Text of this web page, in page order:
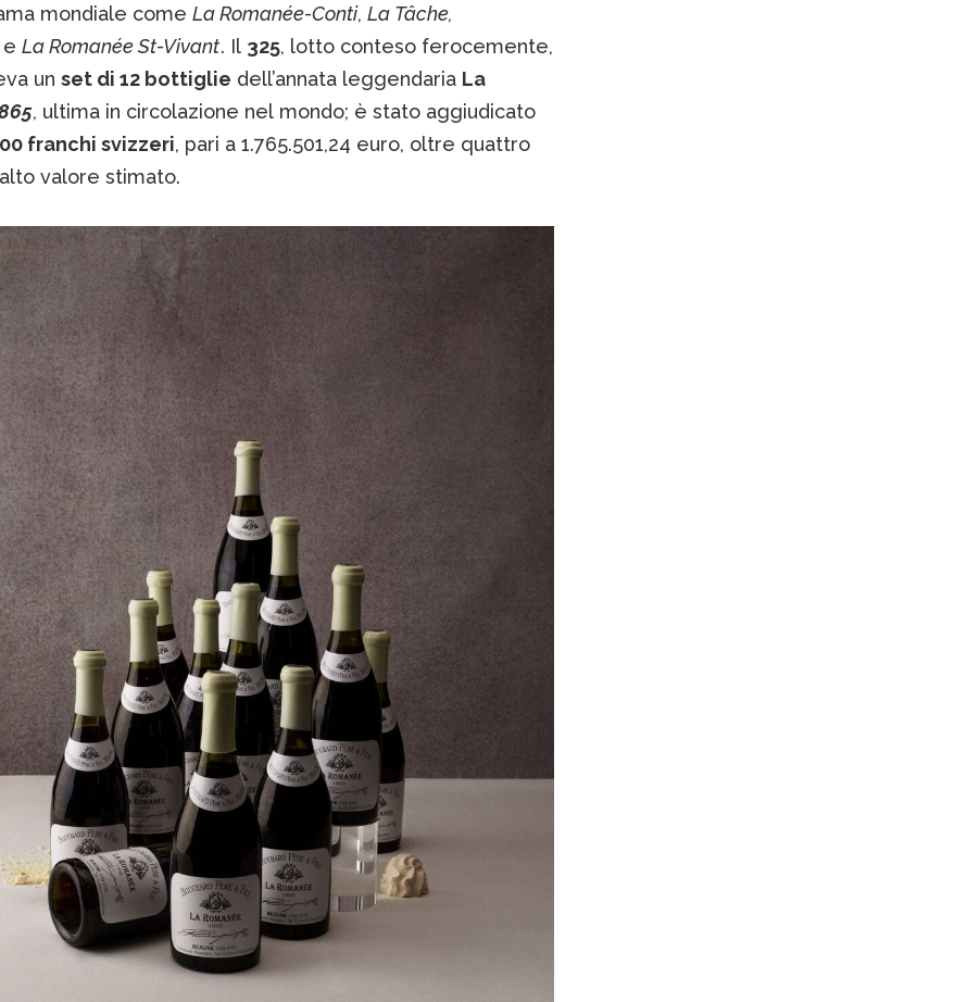
mondiale come La Romanée-Conti, La Tâche,
La Romanée St-Vivant. Il 325, lotto conteso ferocemente,
un set di 12 bottiglie dell’annata leggendaria La
, ultima in circolazione nel mondo; è stato aggiudicato
franchi svizzeri, pari a 1.765.501,24 euro, oltre quattro
valore stimato.